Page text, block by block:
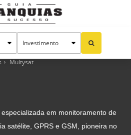
Multysat
em monitoramento de
satélite, GPRS e GSM, pioneira no